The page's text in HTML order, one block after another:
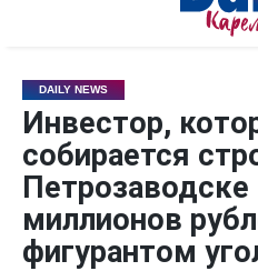
DAILY NEWS
Инвестор,
собирается
Петрозаводске
миллионов
фигурантом